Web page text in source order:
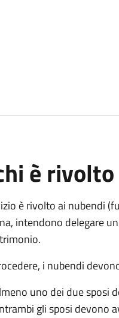
è rivolto
è rivolto ai nubendi
intendono delegare
i nubendi
uno dei due sposi
gli sposi devono